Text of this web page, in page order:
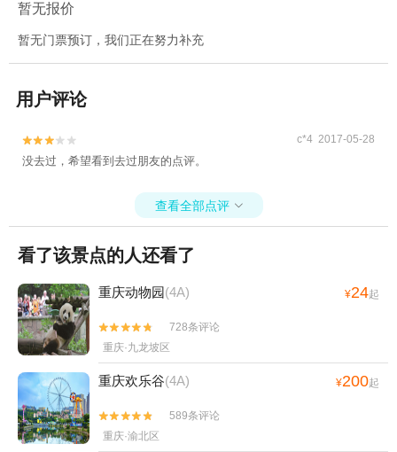
暂无报价
暂无门票预订，我们正在努力补充
用户评论

 c*4 2017-05-28
没去过，希望看到去过朋友的点评。
查看全部点评 
看了该景点的人还看了
重庆动物园(4A) ¥24起


728条评论
重庆·九龙坡区
重庆欢乐谷(4A) ¥200起


589条评论
重庆·渝北区